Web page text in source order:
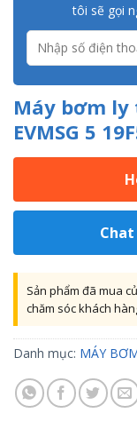
tôi sẽ gọi
Máy bơm ly
EVMSG 5
Sản phẩm đã mua
chăm sóc khách
Danh mục: MÁY